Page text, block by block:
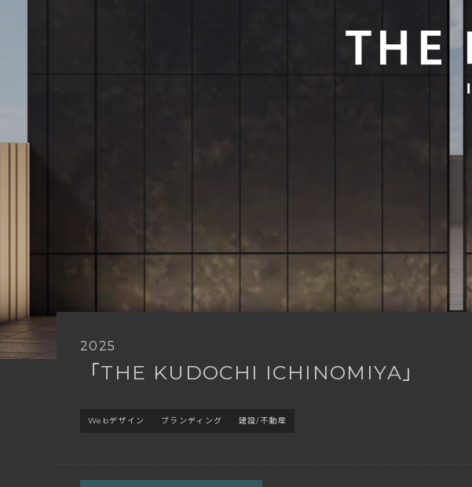
2025
「THE KUDOCHI ICHINOMIYA」
Webデザイン ブランディング 建設/不動産